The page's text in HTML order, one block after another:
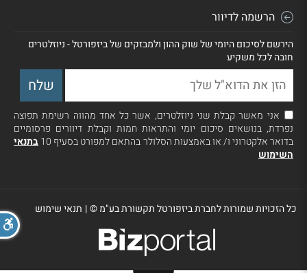
הרשמה לדיוור
הירשם לסיכום היומי של שוק ההון ולמבזקים של ביזפורטל - ניוזלטרים
חובה לכל משקיע
אני מאשר קבלת שני ניוזלטרים, אשר כל אחד מהווה רשימת תפוצה
נפרדת, בנושאים סיכום יומי והתראות חמות וקבלת דיוורים פרסומיים
בדואר אלקטרוני ו/ או באמצעות הסלולר בהתאם למפורט בסעיף 10
בתנאי
השימוש
כל הזכויות שמורות לחברת ביזפורטל תקשורת בע"מ ©| תנאי שימוש